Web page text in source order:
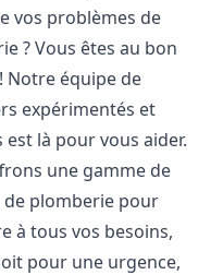
vos problèmes de
? Vous êtes au bon
Notre équipe de
expérimentés et
est là pour vous aider.
une gamme de
de plomberie pour
à tous vos besoins,
pour une urgence,